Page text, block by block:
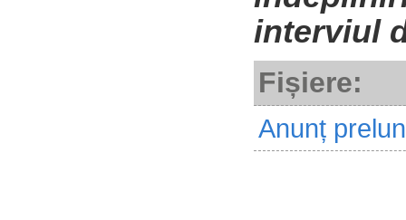
interviul
Fișiere:
Anunț